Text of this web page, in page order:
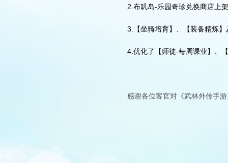
2.布叽岛-乐园奇珍兑换商店上
3.【坐骑培育】、【装备精炼
4.优化了【师徒-每周课业】、
感谢各位客官对《武林外传手